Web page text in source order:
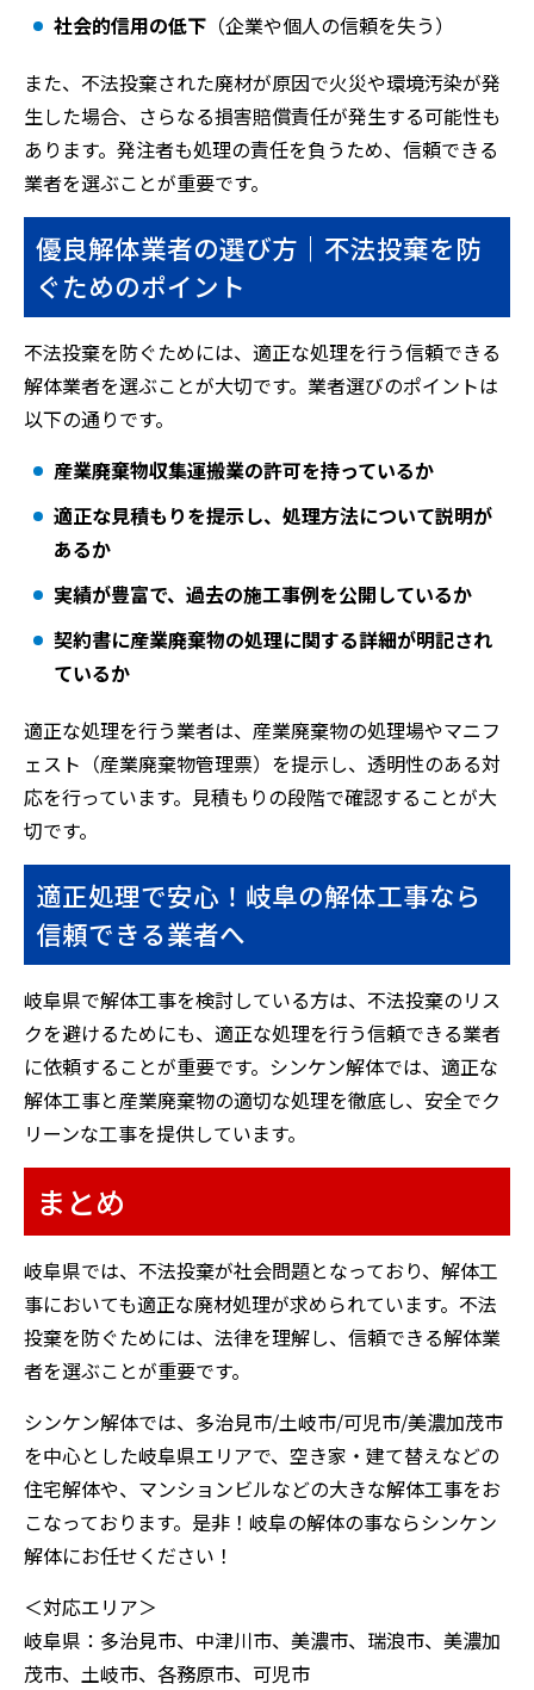
社会的信用の低下 （企業や個人の信頼を失う）
また、不法投棄された廃材が原因で火災や環境汚染が発
生した場合、さらなる損害賠償責任が発生する可能性も
あります。発注者も処理の責任を負うため、信頼できる
業者を選ぶことが重要です。
優良解体業者の選び方｜不法投棄を防
ぐためのポイント
不法投棄を防ぐためには、適正な処理を行う信頼できる
解体業者を選ぶことが大切です。業者選びのポイントは
以下の通りです。
産業廃棄物収集運搬業の許可を持っているか
適正な見積もりを提示し、処理方法について説明が
あるか
実績が豊富で、過去の施工事例を公開しているか
契約書に産業廃棄物の処理に関する詳細が明記され
ているか
適正な処理を行う業者は、産業廃棄物の処理場やマニフ
ェスト（産業廃棄物管理票）を提示し、透明性のある対
応を行っています。見積もりの段階で確認することが大
切です。
適正処理で安心！岐阜の解体工事なら
信頼できる業者へ
岐阜県で解体工事を検討している方は、不法投棄のリス
クを避けるためにも、適正な処理を行う信頼できる業者
に依頼することが重要です。シンケン解体では、適正な
解体工事と産業廃棄物の適切な処理を徹底し、安全でク
リーンな工事を提供しています。
まとめ
岐阜県では、不法投棄が社会問題となっており、解体工
事においても適正な廃材処理が求められています。不法
投棄を防ぐためには、法律を理解し、信頼できる解体業
者を選ぶことが重要です。
シンケン解体では、多治見市/土岐市/可児市/美濃加茂市
を中心とした岐阜県エリアで、空き家・建て替えなどの
住宅解体や、マンションビルなどの大きな解体工事をお
こなっております。是非！岐阜の解体の事ならシンケン
解体にお任せください！
＜対応エリア＞
岐阜県：多治見市、中津川市、美濃市、瑞浪市、美濃加
茂市、土岐市、各務原市、可児市